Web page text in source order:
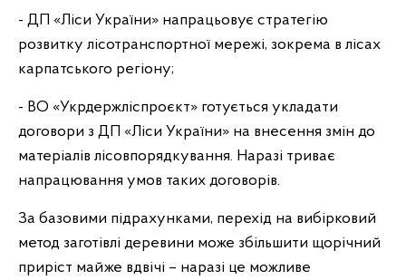
- ДП «Ліси України» напрацьовує стратегію
розвитку лісотранспортної мережі, зокрема в лісах
карпатського регіону;
- ВО «Укрдержліспроєкт» готується укладати
договори з ДП «Ліси України» на внесення змін до
матеріалів лісовпорядкування. Наразі триває
напрацювання умов таких договорів.
За базовими підрахунками, перехід на вибірковий
метод заготівлі деревини може збільшити щорічний
приріст майже вдвічі – наразі це можливе